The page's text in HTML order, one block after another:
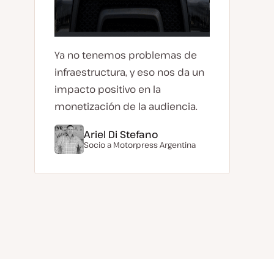
Ya no tenemos problemas de
infraestructura, y eso nos da un
impacto positivo en la
monetización de la audiencia.
Ariel Di Stefano
Socio a Motorpress Argentina